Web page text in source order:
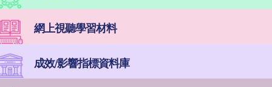
網上視聽學習材料
成效/影響指標資料庫